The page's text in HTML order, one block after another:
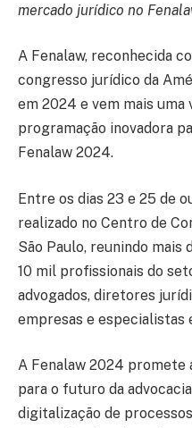
mercado jurídico no
A Fenalaw, reconhecida
congresso jurídico da
em 2024 e vem mais uma
programação inovadora
Fenalaw 2024.
Entre os dias 23 e 25 de
realizado no Centro de
São Paulo, reunindo mais
10 mil profissionais do
advogados, diretores
empresas e especialistas
A Fenalaw 2024 promete
para o futuro da
digitalização de